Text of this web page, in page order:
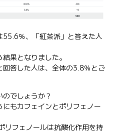
55.6％、「紅茶派」と答えた人
果となりました。
回答した人は、全体の3.8％とご
でしょうか？
もカフェインとポリフェノー
リフェノールは抗酸化作用を持